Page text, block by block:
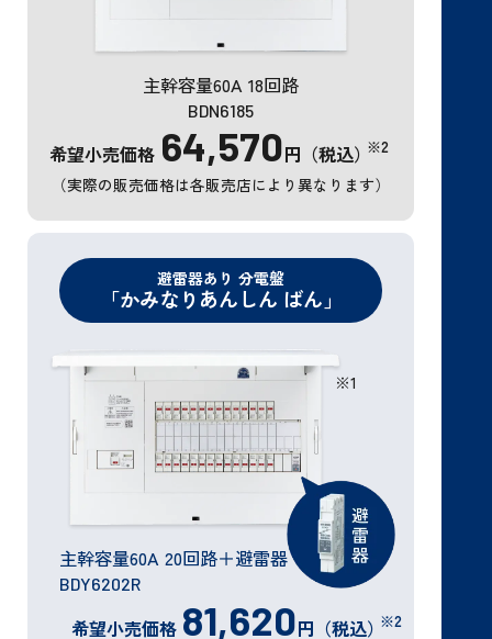
主幹容量60A 18回路
BDN6185
希望小売価格 64,570円（税込）※2
（実際の販売価格は各販売店により異なります）
避雷器あり 分電盤
「かみなりあんしん ばん」
※1
主幹容量60A 20回路＋避雷器
BDY6202R
希望小売価格 81,620円（税込）※2